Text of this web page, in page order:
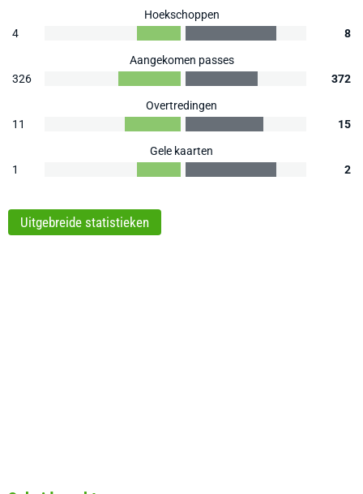
Hoekschoppen
4
8
Aangekomen passes
326
372
Overtredingen
11
15
Gele kaarten
1
2
Uitgebreide statistieken